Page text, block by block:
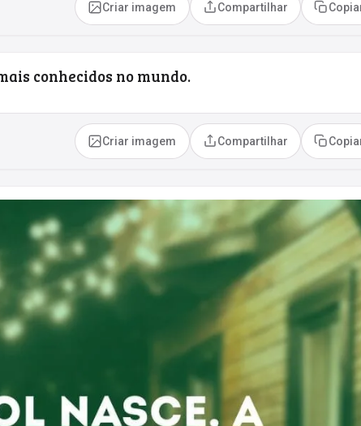
Criar imagem Compartilhar
conhecidos no mundo.
Criar imagem Compartilhar